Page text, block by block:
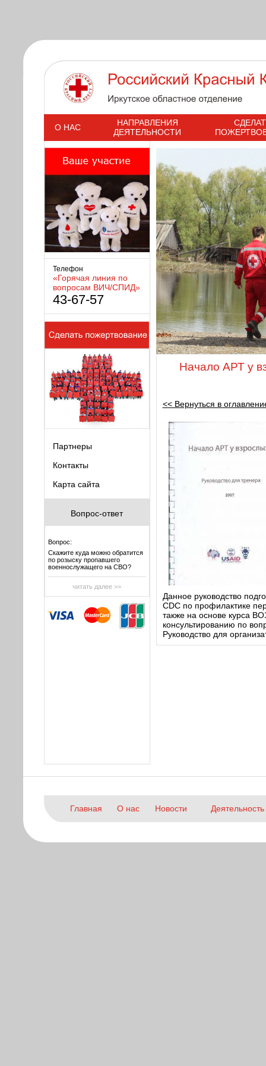
s
О НАС
НАПРАВЛЕНИЯ
ДЕЯТЕЛЬНОСТИ
Телефон
«Горячая линия по
вопросам ВИЧ/СПИД»
43-67-57
Партнеры
Контакты
Карта сайта
Вопрос-ответ
Вопрос:
Скажите куда можно обратится
по розыску пропавшего
военнослужащего на СВО?
читать далее >>
Начало АРТ у
<< Вернуться в
Данное руководство
CDC по профилактике
также на основе
консультированию по
Руководство для
Главная О нас Новости Деятельность